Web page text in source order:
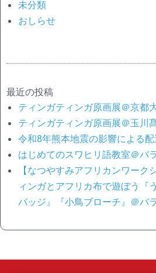
未分類
おしらせ
最近の投稿
ティンガティンガ原画展＠京都
ティンガティンガ原画展＠玉川
令和8年熊本地震の影響による
はじめてのスワヒリ語教室＠バ
【なつやすみアフリカンワーク
ィンガとアフリカ布で遊ぼう『
バッジ』『小鳥ブローチ』＠バ